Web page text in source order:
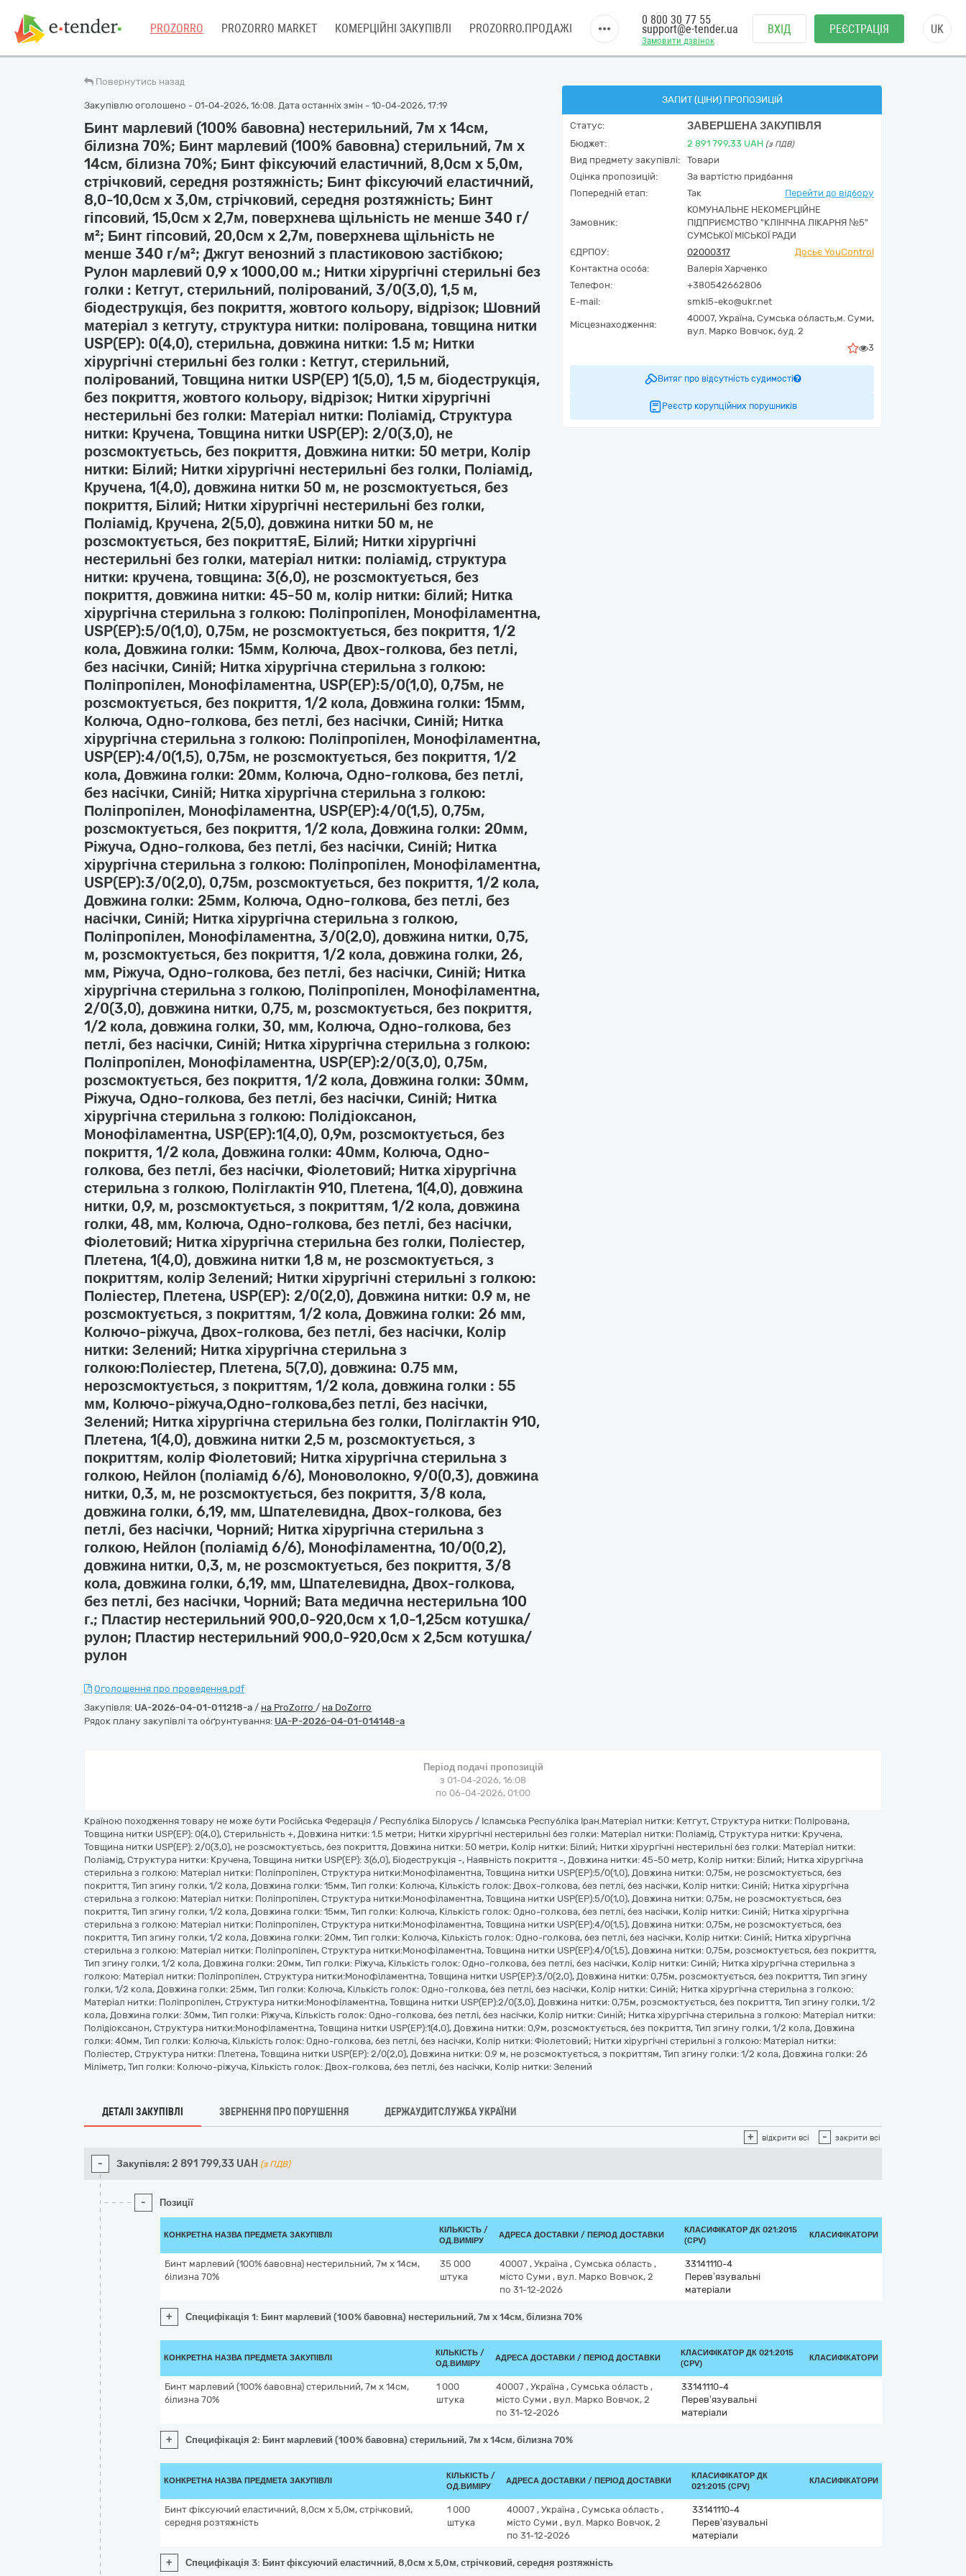
PROZORRO PROZORRO MARKET КОМЕРЦІЙНІ ЗАКУПІВЛІ PROZORRO.ПРОДАЖІ
Замовити дзвінок
0 800 30 77 55
support@e-tender.ua ВХІД РЕЄСТРАЦІЯ UK
Повернутись назад
Закупівлю оголошено - 01-04-2026, 16:08. Дата останніх змін - 10-04-2026, 17:19
Бинт марлевий (100% бавовна) нестерильний, 7м х 14см,
білизна 70%; Бинт марлевий (100% бавовна) стерильний, 7м х
14см, білизна 70%; Бинт фіксуючий еластичний, 8,0см x 5,0м,
стрічковий, середня розтяжність; Бинт фіксуючий еластичний,
8,0-10,0см x 3,0м, стрічковий, середня розтяжність; Бинт
гіпсовий, 15,0см x 2,7м, поверхнева щільність не менше 340 г/
м²; Бинт гіпсовий, 20,0см x 2,7м, поверхнева щільність не
менше 340 г/м²; Джгут венозний з пластиковою застібкою;
Рулон марлевий 0,9 x 1000,00 м.; Нитки хірургічні стерильні без
голки : Кетгут, стерильний, полірований, 3/0(3,0), 1,5 м,
біодеструкція, без покриття, жовтого кольору, відрізок; Шовний
матеріал з кетгуту, структура нитки: полірована, товщина нитки
USP(EP): 0(4,0), стерильна, довжина нитки: 1.5 м; Нитки
хірургічні стерильні без голки : Кетгут, стерильний,
полірований, Товщина нитки USP(EP) 1(5,0), 1,5 м, біодеструкція,
без покриття, жовтого кольору, відрізок; Нитки хірургічні
нестерильні без голки: Матеріал нитки: Поліамід, Структура
нитки: Кручена, Товщина нитки USP(EP): 2/0(3,0), не
розсмоктуєтьсь, без покриття, Довжина нитки: 50 метри, Колір
нитки: Білий; Нитки хірургічні нестерильні без голки, Поліамід,
Кручена, 1(4,0), довжина нитки 50 м, не розсмоктується, без
покриття, Білий; Нитки хірургічні нестерильні без голки,
Поліамід, Кручена, 2(5,0), довжина нитки 50 м, не
розсмоктується, без покриттяE, Білий; Нитки хірургічні
нестерильні без голки, матеріал нитки: поліамід, структура
нитки: кручена, товщина: 3(6,0), не розсмоктується, без
покриття, довжина нитки: 45-50 м, колір нитки: білий; Нитка
хірургічна стерильна з голкою: Поліпропілен, Монофіламентна,
USP(EP):5/0(1,0), 0,75м, не розсмоктується, без покриття, 1/2
кола, Довжина голки: 15мм, Колюча, Двох-голкова, без петлі,
без насічки, Синій; Нитка хірургічна стерильна з голкою:
Поліпропілен, Монофіламентна, USP(EP):5/0(1,0), 0,75м, не
розсмоктується, без покриття, 1/2 кола, Довжина голки: 15мм,
Колюча, Одно-голкова, без петлі, без насічки, Синій; Нитка
хірургічна стерильна з голкою: Поліпропілен, Монофіламентна,
USP(EP):4/0(1,5), 0,75м, не розсмоктується, без покриття, 1/2
кола, Довжина голки: 20мм, Колюча, Одно-голкова, без петлі,
без насічки, Синій; Нитка хірургічна стерильна з голкою:
Поліпропілен, Монофіламентна, USP(EP):4/0(1,5), 0,75м,
розсмоктується, без покриття, 1/2 кола, Довжина голки: 20мм,
Ріжуча, Одно-голкова, без петлі, без насічки, Синій; Нитка
хірургічна стерильна з голкою: Поліпропілен, Монофіламентна,
USP(EP):3/0(2,0), 0,75м, розсмоктується, без покриття, 1/2 кола,
Довжина голки: 25мм, Колюча, Одно-голкова, без петлі, без
насічки, Синій; Нитка хірургічна стерильна з голкою,
Поліпропілен, Монофіламентна, 3/0(2,0), довжина нитки, 0,75,
м, розсмоктується, без покриття, 1/2 кола, довжина голки, 26,
мм, Ріжуча, Одно-голкова, без петлі, без насічки, Синій; Нитка
хірургічна стерильна з голкою, Поліпропілен, Монофіламентна,
2/0(3,0), довжина нитки, 0,75, м, розсмоктується, без покриття,
1/2 кола, довжина голки, 30, мм, Колюча, Одно-голкова, без
петлі, без насічки, Синій; Нитка хірургічна стерильна з голкою:
Поліпропілен, Монофіламентна, USP(EP):2/0(3,0), 0,75м,
розсмоктується, без покриття, 1/2 кола, Довжина голки: 30мм,
Ріжуча, Одно-голкова, без петлі, без насічки, Синій; Нитка
хірургічна стерильна з голкою: Полідіоксанон,
Монофіламентна, USP(EP):1(4,0), 0,9м, розсмоктується, без
покриття, 1/2 кола, Довжина голки: 40мм, Колюча, Одно-
голкова, без петлі, без насічки, Фіолетовий; Нитка хірургічна
стерильна з голкою, Поліглактін 910, Плетена, 1(4,0), довжина
нитки, 0,9, м, розсмоктується, з покриттям, 1/2 кола, довжина
голки, 48, мм, Колюча, Одно-голкова, без петлі, без насічки,
Фіолетовий; Нитка хірургічна стерильна без голки, Поліестер,
Плетена, 1(4,0), довжина нитки 1,8 м, не розсмоктується, з
покриттям, колір Зелений; Нитки хірургічні стерильні з голкою:
Поліестер, Плетена, USP(EP): 2/0(2,0), Довжина нитки: 0.9 м, не
розсмоктується, з покриттям, 1/2 кола, Довжина голки: 26 мм,
Колючо-ріжуча, Двох-голкова, без петлі, без насічки, Колір
нитки: Зелений; Нитка хірургічна стерильна з
голкою:Поліестер, Плетена, 5(7,0), довжина: 0.75 мм,
нерозсмоктується, з покриттям, 1/2 кола, довжина голки : 55
мм, Колючо-ріжуча,Одно-голкова,без петлі, без насічки,
Зелений; Нитка хірургічна стерильна без голки, Поліглактін 910,
Плетена, 1(4,0), довжина нитки 2,5 м, розсмоктується, з
покриттям, колір Фіолетовий; Нитка хірургічна стерильна з
голкою, Нейлон (поліамід 6/6), Моноволокно, 9/0(0,3), довжина
нитки, 0,3, м, не розсмоктується, без покриття, 3/8 кола,
довжина голки, 6,19, мм, Шпателевидна, Двох-голкова, без
петлі, без насічки, Чорний; Нитка хірургічна стерильна з
голкою, Нейлон (поліамід 6/6), Монофіламентна, 10/0(0,2),
довжина нитки, 0,3, м, не розсмоктується, без покриття, 3/8
кола, довжина голки, 6,19, мм, Шпателевидна, Двох-голкова,
без петлі, без насічки, Чорний; Вата медична нестерильна 100
г.; Пластир нестерильний 900,0-920,0см x 1,0-1,25см котушка/
рулон; Пластир нестерильний 900,0-920,0см x 2,5см котушка/
рулон
Оголошення про проведення.pdf
Закупівля: UA-2026-04-01-011218-a / на ProZorro / на DoZorro
Рядок плану закупівлі та обґрунтування: UA-P-2026-04-01-014148-a
ЗАПИТ (ЦІНИ) ПРОПОЗИЦІЙ
Статус: ЗАВЕРШЕНА ЗАКУПІВЛЯ
Бюджет: 2 891 799,33 UAH (з ПДВ)
Вид предмету закупівлі:
Товари
Оцінка пропозицій:
За вартістю придбання
Попередній етап:
Так Перейти до відбору
Замовник:
КОМУНАЛЬНЕ НЕКОМЕРЦІЙНЕ
ПІДПРИЄМСТВО "КЛІНІЧНА ЛІКАРНЯ №5"
СУМСЬКОЇ МІСЬКОЇ РАДИ
ЄДРПОУ:
02000317
Досьє YouControl
Контактна особа:
Валерія Харченко
Телефон:
+380542662806
E-mail:
smkl5-eko@ukr.net
Місцезнаходження:
40007, Україна, Сумська область,м. Суми,
вул. Марко Вовчок, буд. 2
3
Витяг про відсутність судимості
Реєстр корупційних порушників
Період подачі пропозицій
з 01-04-2026, 16:08
по 06-04-2026, 01:00
Країною походження товару не може бути Російська Федерація / Республіка Білорусь / Ісламська Республіка Іран.Матеріал нитки: Кетгут, Структура нитки: Полірована,
Товщина нитки USP(EP): 0(4,0), Стерильність +, Довжина нитки: 1.5 метри; Нитки хірургічні нестерильні без голки: Матеріал нитки: Поліамід, Структура нитки: Кручена,
Товщина нитки USP(EP): 2/0(3,0), не розсмоктуєтьсь, без покриття, Довжина нитки: 50 метри, Колір нитки: Білий; Нитки хірургічні нестерильні без голки: Матеріал нитки:
Поліамід, Структура нитки: Кручена, Товщина нитки USP(EP): 3(6,0), Біодеструкція -, Наявність покриття -, Довжина нитки: 45-50 метр, Колір нитки: Білий; Нитка хірургічна
стерильна з голкою: Матеріал нитки: Поліпропілен, Структура нитки:Монофіламентна, Товщина нитки USP(EP):5/0(1,0), Довжина нитки: 0,75м, не розсмоктується, без
покриття, Тип згину голки, 1/2 кола, Довжина голки: 15мм, Тип голки: Колюча, Кількість голок: Двох-голкова, без петлі, без насічки, Колір нитки: Синій; Нитка хірургічна
стерильна з голкою: Матеріал нитки: Поліпропілен, Структура нитки:Монофіламентна, Товщина нитки USP(EP):5/0(1,0), Довжина нитки: 0,75м, не розсмоктується, без
покриття, Тип згину голки, 1/2 кола, Довжина голки: 15мм, Тип голки: Колюча, Кількість голок: Одно-голкова, без петлі, без насічки, Колір нитки: Синій; Нитка хірургічна
стерильна з голкою: Матеріал нитки: Поліпропілен, Структура нитки:Монофіламентна, Товщина нитки USP(EP):4/0(1,5), Довжина нитки: 0,75м, не розсмоктується, без
покриття, Тип згину голки, 1/2 кола, Довжина голки: 20мм, Тип голки: Колюча, Кількість голок: Одно-голкова, без петлі, без насічки, Колір нитки: Синій; Нитка хірургічна
стерильна з голкою: Матеріал нитки: Поліпропілен, Структура нитки:Монофіламентна, Товщина нитки USP(EP):4/0(1,5), Довжина нитки: 0,75м, розсмоктується, без покриття,
Тип згину голки, 1/2 кола, Довжина голки: 20мм, Тип голки: Ріжуча, Кількість голок: Одно-голкова, без петлі, без насічки, Колір нитки: Синій; Нитка хірургічна стерильна з
голкою: Матеріал нитки: Поліпропілен, Структура нитки:Монофіламентна, Товщина нитки USP(EP):3/0(2,0), Довжина нитки: 0,75м, розсмоктується, без покриття, Тип згину
голки, 1/2 кола, Довжина голки: 25мм, Тип голки: Колюча, Кількість голок: Одно-голкова, без петлі, без насічки, Колір нитки: Синій; Нитка хірургічна стерильна з голкою:
Матеріал нитки: Поліпропілен, Структура нитки:Монофіламентна, Товщина нитки USP(EP):2/0(3,0), Довжина нитки: 0,75м, розсмоктується, без покриття, Тип згину голки, 1/2
кола, Довжина голки: 30мм, Тип голки: Ріжуча, Кількість голок: Одно-голкова, без петлі, без насічки, Колір нитки: Синій; Нитка хірургічна стерильна з голкою: Матеріал нитки:
Полідіоксанон, Структура нитки:Монофіламентна, Товщина нитки USP(EP):1(4,0), Довжина нитки: 0,9м, розсмоктується, без покриття, Тип згину голки, 1/2 кола, Довжина
голки: 40мм, Тип голки: Колюча, Кількість голок: Одно-голкова, без петлі, без насічки, Колір нитки: Фіолетовий; Нитки хірургічні стерильні з голкою: Матеріал нитки:
Поліестер, Структура нитки: Плетена, Товщина нитки USP(EP): 2/0(2,0), Довжина нитки: 0.9 м, не розсмоктується, з покриттям, Тип згину голки: 1/2 кола, Довжина голки: 26
Міліметр, Тип голки: Колючо-ріжуча, Кількість голок: Двох-голкова, без петлі, без насічки, Колір нитки: Зелений
ДЕТАЛІ ЗАКУПІВЛІ ЗВЕРНЕННЯ ПРО ПОРУШЕННЯ ДЕРЖАУДИТСЛУЖБА УКРАЇНИ
+ відкрити всі - закрити всі
- Закупівля: 2 891 799,33 UAH (з ПДВ)
- Позиції
КОНКРЕТНА НАЗВА ПРЕДМЕТА ЗАКУПІВЛІ
КІЛЬКІСТЬ /
ОД.ВИМІРУ
АДРЕСА ДОСТАВКИ / ПЕРІОД ДОСТАВКИ
КЛАСИФІКАТОР ДК 021:2015
(CPV)
КЛАСИФІКАТОРИ
Бинт марлевий (100% бавовна) нестерильний, 7м х 14см,
білизна 70%
35 000
штука
40007 , Україна , Сумська область ,
місто Суми , вул. Марко Вовчок, 2
по 31-12-2026
33141110-4
Перев’язувальні
матеріали
+ Специфікація 1: Бинт марлевий (100% бавовна) нестерильний, 7м х 14см, білизна 70%
КОНКРЕТНА НАЗВА ПРЕДМЕТА ЗАКУПІВЛІ
КІЛЬКІСТЬ /
ОД.ВИМІРУ
АДРЕСА ДОСТАВКИ / ПЕРІОД ДОСТАВКИ
КЛАСИФІКАТОР ДК 021:2015
(CPV)
КЛАСИФІКАТОРИ
Бинт марлевий (100% бавовна) стерильний, 7м х 14см,
білизна 70%
1 000
штука
40007 , Україна , Сумська область ,
місто Суми , вул. Марко Вовчок, 2
по 31-12-2026
33141110-4
Перев’язувальні
матеріали
+ Специфікація 2: Бинт марлевий (100% бавовна) стерильний, 7м х 14см, білизна 70%
КОНКРЕТНА НАЗВА ПРЕДМЕТА ЗАКУПІВЛІ
КІЛЬКІСТЬ /
ОД.ВИМІРУ
АДРЕСА ДОСТАВКИ / ПЕРІОД ДОСТАВКИ
КЛАСИФІКАТОР ДК
021:2015 (CPV)
КЛАСИФІКАТОРИ
Бинт фіксуючий еластичний, 8,0см x 5,0м, стрічковий,
середня розтяжність
1 000
штука
40007 , Україна , Сумська область ,
місто Суми , вул. Марко Вовчок, 2
по 31-12-2026
33141110-4
Перев’язувальні
матеріали
+ Специфікація 3: Бинт фіксуючий еластичний, 8,0см x 5,0м, стрічковий, середня розтяжність